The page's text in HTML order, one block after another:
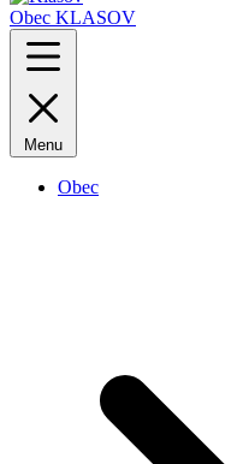
Obec KLASOV
Menu
Obec